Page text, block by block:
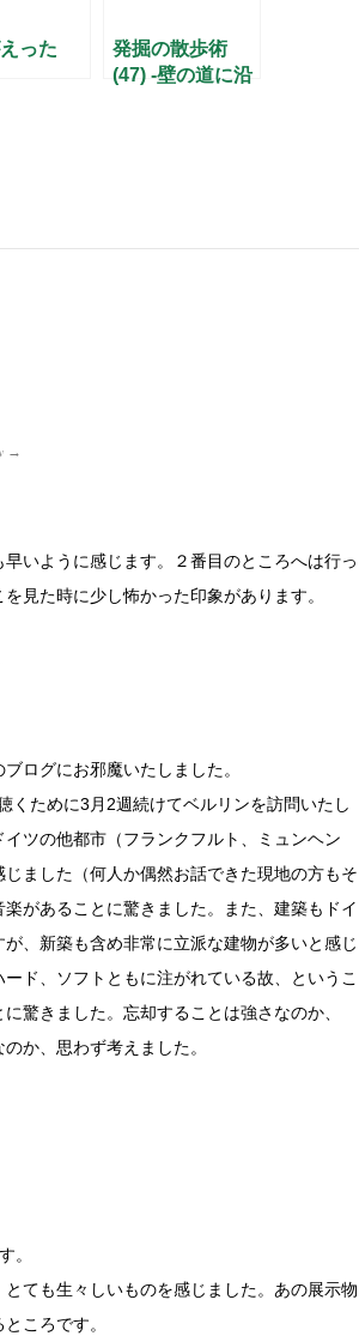
った
発掘の散歩術
(47) -壁の道に沿
→
いように感じます。２番目のところへは行っ
見た時に少し怖かった印象があります。
ログにお邪魔いたしました。
くために3月2週続けてベルリンを訪問いたし
ツの他都市（フランクフルト、ミュンヘン
ました（何人か偶然お話できた現地の方もそ
があることに驚きました。また、建築もドイ
、新築も含め非常に立派な建物が多いと感じ
ド、ソフトともに注がれている故、というこ
驚きました。忘却することは強さなのか、
か、思わず考えました。
。
ても生々しいものを感じました。あの展示物
ころです。